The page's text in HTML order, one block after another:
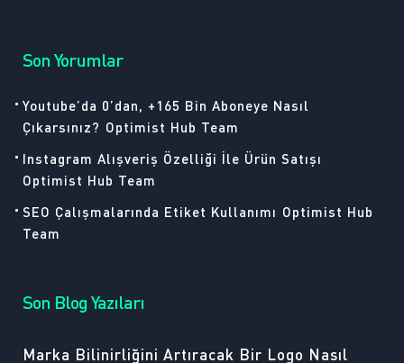
Son Yorumlar
Youtube’da 0’dan, +165 Bin Aboneye Nasıl
Çıkarsınız? Optimist Hub Team
Instagram Alışveriş Özelliği İle Ürün Satışı
Optimist Hub Team
SEO Çalışmalarında Etiket Kullanımı Optimist Hub
Team
Son Blog Yazıları
Marka Bilinirliğini Artıracak Bir Logo Nasıl